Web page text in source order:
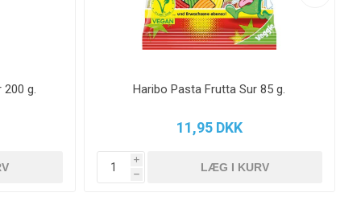
g. Haribo Pasta Frutta Sur 85 g.
11,95 DKK
i
h